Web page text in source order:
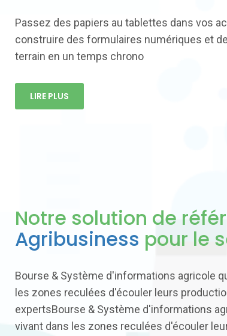
Passez des papiers au tablettes dans vos
construire des formulaires numériques et
terrain en un temps chrono
LIRE PLUS
Notre solution de
Agribusiness pour le
Bourse & Système d'informations agricole
les zones reculées d'écouler leurs
expertsBourse & Système d'informations
vivant dans les zones reculées d'écouler